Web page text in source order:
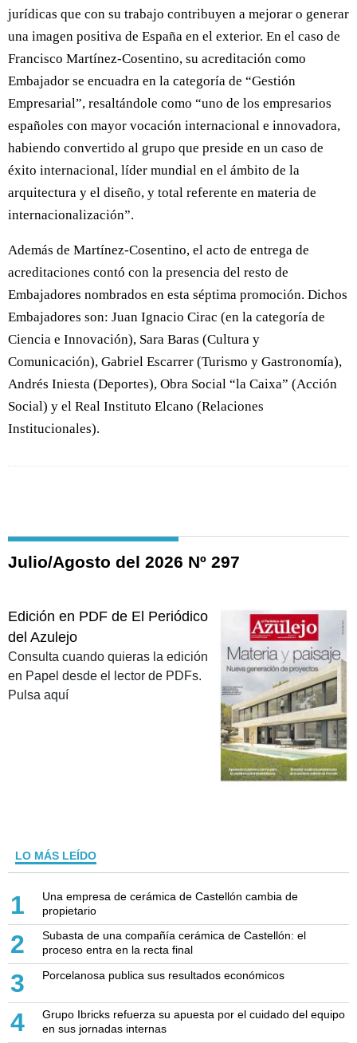
jurídicas que con su trabajo contribuyen a mejorar o generar
una imagen positiva de España en el exterior. En el caso de
Francisco Martínez-Cosentino, su acreditación como
Embajador se encuadra en la categoría de “Gestión
Empresarial”, resaltándole como “uno de los empresarios
españoles con mayor vocación internacional e innovadora,
habiendo convertido al grupo que preside en un caso de
éxito internacional, líder mundial en el ámbito de la
arquitectura y el diseño, y total referente en materia de
internacionalización”.
Además de Martínez-Cosentino, el acto de entrega de
acreditaciones contó con la presencia del resto de
Embajadores nombrados en esta séptima promoción. Dichos
Embajadores son: Juan Ignacio Cirac (en la categoría de
Ciencia e Innovación), Sara Baras (Cultura y
Comunicación), Gabriel Escarrer (Turismo y Gastronomía),
Andrés Iniesta (Deportes), Obra Social “la Caixa” (Acción
Social) y el Real Instituto Elcano (Relaciones
Institucionales).
Julio/Agosto del 2026 Nº 297
Edición en PDF de El Periódico
del Azulejo
Consulta cuando quieras la edición
en Papel desde el lector de PDFs.
Pulsa aquí
LO MÁS LEÍDO
1
Una empresa de cerámica de Castellón cambia de
propietario
2
Subasta de una compañía cerámica de Castellón: el
proceso entra en la recta final
3 Porcelanosa publica sus resultados económicos
4
Grupo Ibricks refuerza su apuesta por el cuidado del equipo
en sus jornadas internas